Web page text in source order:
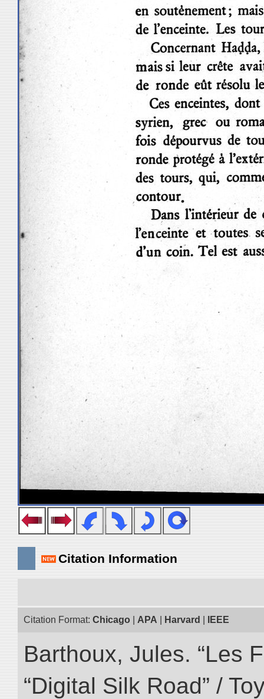
Citation Information
Citation Format: Chicago APA Harvard IEEE
Barthoux, Jules. “Les
“Digital Silk Road” /